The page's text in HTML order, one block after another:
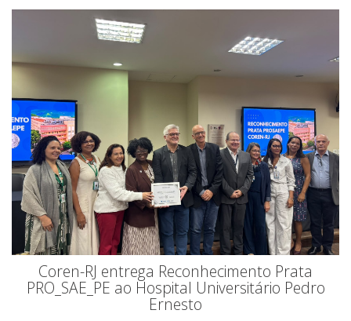
Coren-RJ entrega Reconhecimento Prata
PRO_SAE_PE ao Hospital Universitário Pedro
Ernesto